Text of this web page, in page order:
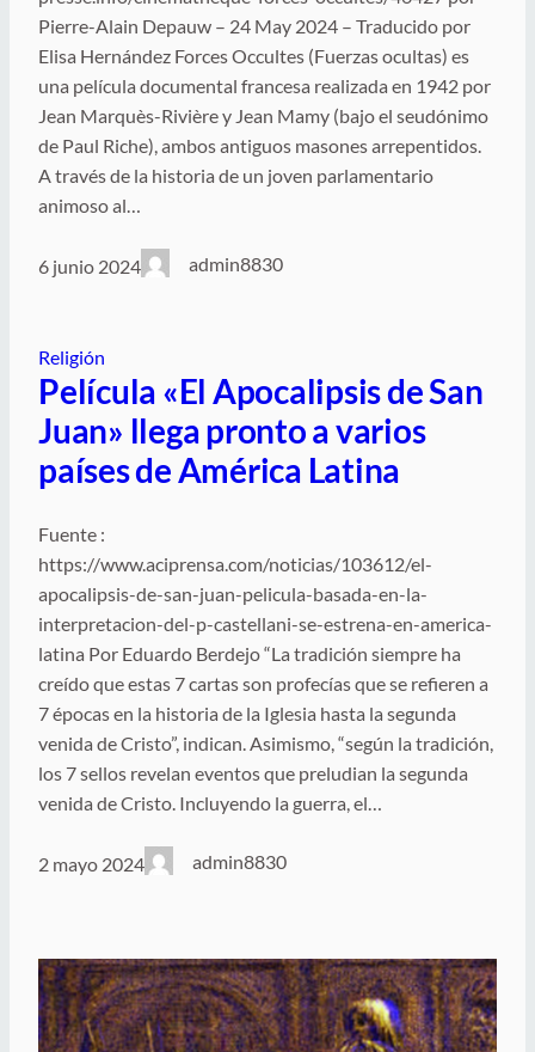
Pierre-Alain Depauw – 24 May 2024 – Traducido por
Elisa Hernández Forces Occultes (Fuerzas ocultas) es
una película documental francesa realizada en 1942 por
Jean Marquès-Rivière y Jean Mamy (bajo el seudónimo
de Paul Riche), ambos antiguos masones arrepentidos.
A través de la historia de un joven parlamentario
animoso al…
6 junio 2024 admin8830
Religión
Película «El Apocalipsis de San
Juan» llega pronto a varios
países de América Latina
Fuente :
https://www.aciprensa.com/noticias/103612/el-
apocalipsis-de-san-juan-pelicula-basada-en-la-
interpretacion-del-p-castellani-se-estrena-en-america-
latina Por Eduardo Berdejo “La tradición siempre ha
creído que estas 7 cartas son profecías que se refieren a
7 épocas en la historia de la Iglesia hasta la segunda
venida de Cristo”, indican. Asimismo, “según la tradición,
los 7 sellos revelan eventos que preludian la segunda
venida de Cristo. Incluyendo la guerra, el…
2 mayo 2024 admin8830